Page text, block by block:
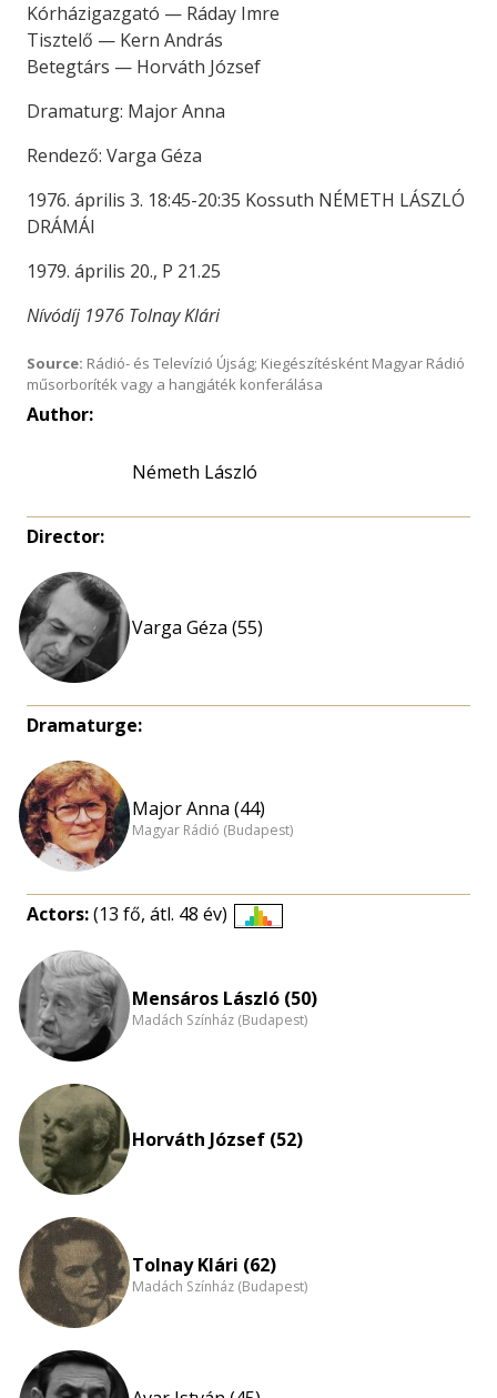
Kórházigazgató — Ráday Imre
Tisztelő — Kern András
Betegtárs — Horváth József
Dramaturg: Major Anna
Rendező: Varga Géza
1976. április 3. 18:45-20:35 Kossuth NÉMETH LÁSZLÓ
DRÁMÁI
1979. április 20., P 21.25
Nívódíj 1976 Tolnay Klári
Source: Rádió- és Televízió Újság; Kiegészítésként Magyar Rádió
műsorboríték vagy a hangjáték konferálása
Author:
Németh László
Director:
Varga Géza (55)
Dramaturge:
Major Anna (44)
Magyar Rádió (Budapest)
Actors:(13 fő, átl. 48 év)
nagyítása
Mensáros László (50)
Madách Színház (Budapest)
Horváth József (52)
Tolnay Klári (62)
Madách Színház (Budapest)